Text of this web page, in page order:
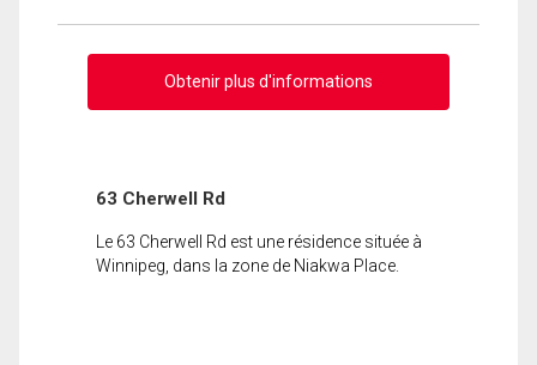
Obtenir plus d'informations
63 Cherwell Rd
Le 63 Cherwell Rd est une résidence située à
Winnipeg, dans la zone de Niakwa Place.